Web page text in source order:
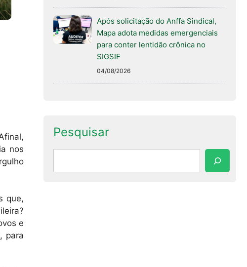
nos
que,
e
para
Após solicitação do Anffa Sindical,
Mapa adota medidas emergenciais
para conter lentidão crônica no
SIGSIF
04/08/2026
Pesquisar